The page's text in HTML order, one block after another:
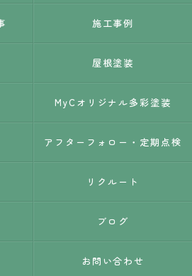
施工事例
屋根塗装
MyCオリジナル多彩塗装
アフターフォロー・定期点検
リクルート
ブログ
お問い合わせ